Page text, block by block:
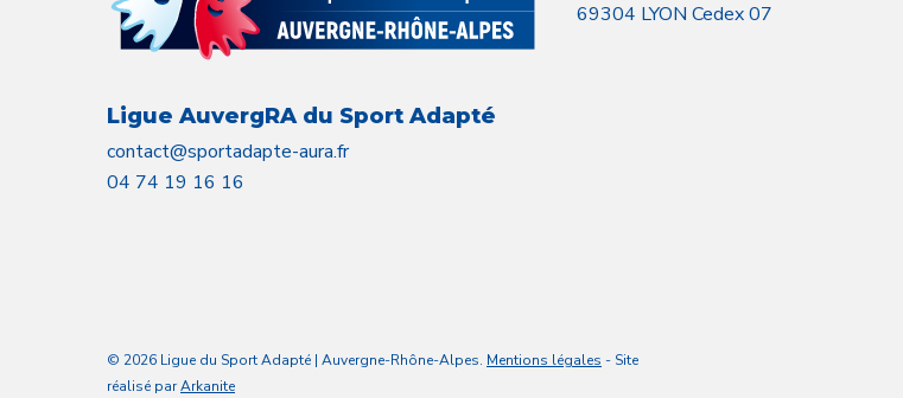
Ligue AuvergRA du Sport Adapté
contact@sportadapte-aura.fr
04 74 19 16 16
69304 LYON Cedex 07
© 2026 Ligue du Sport Adapté | Auvergne-Rhône-Alpes. Mentions légales - Site
réalisé parArkanite